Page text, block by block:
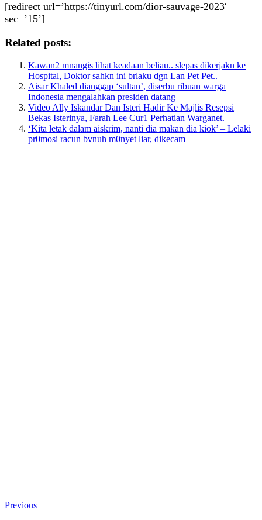
[redirect url=’https://tinyurl.com/dior-sauvage-2023′
sec=’15’]
Related posts:
Kawan2 mnangis lihat keadaan beliau.. slepas dikerjakn ke
Hospital, Doktor sahkn ini brlaku dgn Lan Pet Pet..
Aisar Khaled dianggap ‘sultan’, diserbu ribuan warga
Indonesia mengalahkan presiden datang
Video Ally Iskandar Dan Isteri Hadir Ke Majlis Resepsi
Bekas Isterinya, Farah Lee Cur1 Perhatian Warganet.
‘Kita letak dalam aiskrim, nanti dia makan dia kiok’ – Lelaki
pr0mosi racun bvnuh m0nyet liar, dikecam
Previous